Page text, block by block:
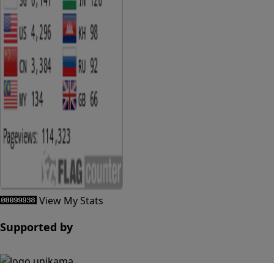
View My Stats
Supported by